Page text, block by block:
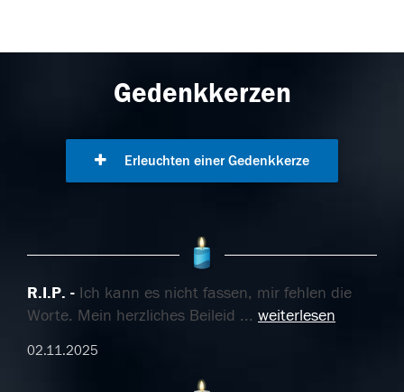
Gedenkkerzen
Erleuchten einer Gedenkkerze
R.I.P.
Ich kann es nicht fassen, mir fehlen die
Worte. Mein herzliches Beileid ... weiterlesen
02.11.2025